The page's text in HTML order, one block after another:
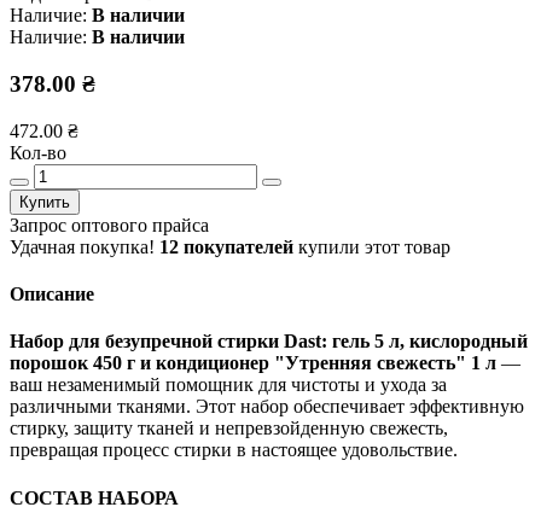
Наличие: В наличии
Наличие: В наличии
378.00 ₴
472.00 ₴
Кол-во
Купить
Запрос оптового прайса
Удачная покупка! 12 покупателей купили этот товар
Описание
Набор для безупречной стирки Dast: гель 5 л, кислородный
порошок 450 г и кондиционер "Утренняя свежесть" 1 л —
ваш незаменимый помощник для чистоты и ухода за
различными тканями. Этот набор обеспечивает эффективную
стирку, защиту тканей и непревзойденную свежесть,
превращая процесс стирки в настоящее удовольствие.
СОСТАВ НАБОРА